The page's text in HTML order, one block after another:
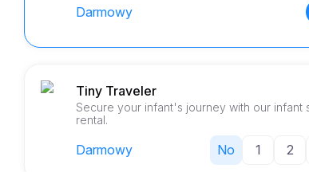
Darmowy
Tiny Traveler
Secure your infant's journey with our infant
rental.
Darmowy No 1 2